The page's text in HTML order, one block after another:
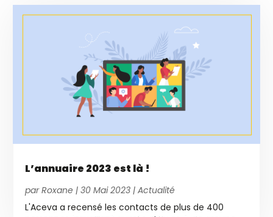
L’annuaire 2023 est là !
parRoxane |30 Mai 2023 |Actualité
L'Aceva a recensé les contacts de plus de 400